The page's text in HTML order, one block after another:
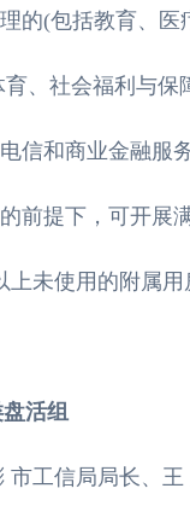
的(包括教育、医
、社会福利与保
信和商业金融服
前提下，可开展
上未使用的附属
活组
工信局局长、王